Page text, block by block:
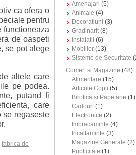
ca ofera o
pentru
functioneaza
de oaspeti
se pot alege
altele care
pe podea.
putand fi
care
se regaseste
, fabrica de
Amenajari (5)
Animale (4)
Decoratiuni (3)
Gradinarit(8)
Instalatii (6)
Mobilier (13)
Sisteme de Securitate
Comert si Magazine (48)
Alimentare (15)
Articole Copii (5)
Birotica si Papetarie (1)
Cadouri (1)
Electronice (2)
Imbracaminte (4)
Incaltaminte (3)
Magazine Generale (2)
Publicitate (1)